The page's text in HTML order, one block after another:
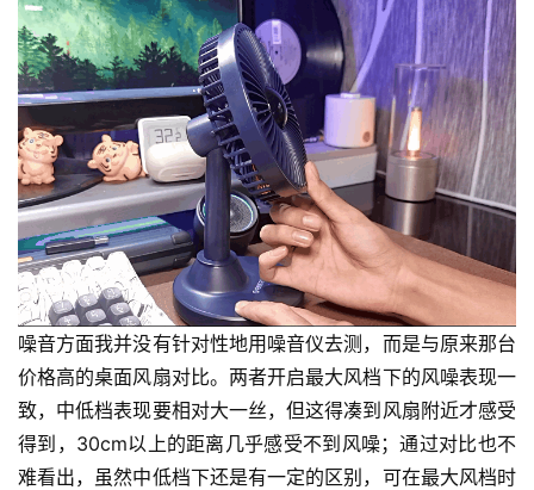
噪音方面我并没有针对性地用噪音仪去测，而是与原来那台
价格高的桌面风扇对比。两者开启最大风档下的风噪表现一
致，中低档表现要相对大一丝，但这得凑到风扇附近才感受
得到，30cm以上的距离几乎感受不到风噪；通过对比也不
难看出，虽然中低档下还是有一定的区别，可在最大风档时